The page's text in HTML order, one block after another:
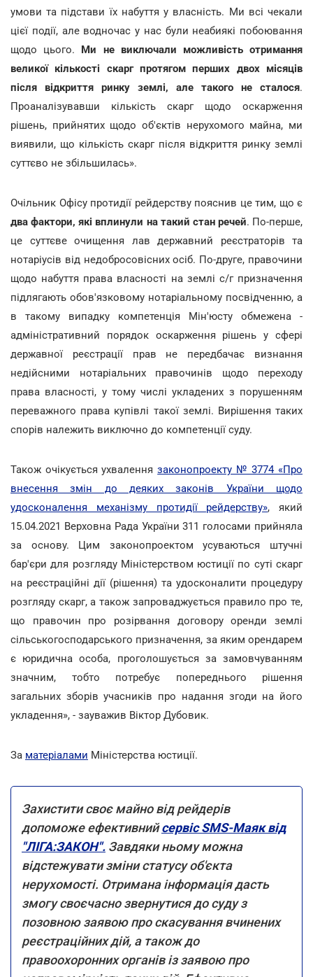
умови та підстави їх набуття у власність. Ми всі чекали
цієї події, але водночас у нас були неабиякі побоювання
щодо цього. Ми не виключали можливість отримання
великої кількості скарг протягом перших двох місяців
після відкриття ринку землі, але такого не сталося.
Проаналізувавши кількість скарг щодо оскарження
рішень, прийнятих щодо об'єктів нерухомого майна, ми
виявили, що кількість скарг після відкриття ринку землі
суттєво не збільшилась».
Очільник Офісу протидії рейдерству пояснив це тим, що є
два фактори, які вплинули на такий стан речей. По-перше,
це суттєве очищення лав державний реєстраторів та
нотаріусів від недобросовісних осіб. По-друге, правочини
щодо набуття права власності на землі с/г призначення
підлягають обов'язковому нотаріальному посвідченню, а
в такому випадку компетенція Мін'юсту обмежена -
адміністративний порядок оскарження рішень у сфері
державної реєстрації прав не передбачає визнання
недійсними нотаріальних правочинів щодо переходу
права власності, у тому числі укладених з порушенням
переважного права купівлі такої землі. Вирішення таких
спорів належить виключно до компетенції суду.
Також очікується ухваленнязаконопроекту № 3774 «Про
внесення змін до деяких законів України щодо
удосконалення механізму протидії рейдерству», який
15.04.2021 Верховна Рада України 311 голосами прийняла
за основу. Цим законопроектом усуваються штучні
бар'єри для розгляду Міністерством юстиції по суті скарг
на реєстраційні дії (рішення) та удосконалити процедуру
розгляду скарг, а також запроваджується правило про те,
що правочин про розірвання договору оренди землі
сільськогосподарського призначення, за яким орендарем
є юридична особа, проголошується за замовчуванням
значним, тобто потребує попереднього рішення
загальних зборів учасників про надання згоди на його
укладення», - зауважив Віктор Дубовик.
За матеріалами Міністерства юстиції.
Захистити своє майно від рейдерів
допоможе ефективнийсервіс SMS-Маяк від
"ЛІГА:ЗАКОН". Завдяки ньому можна
відстежувати зміни статусу об'єкта
нерухомості. Отримана інформація дасть
змогу своєчасно звернутися до суду з
позовною заявою про скасування вчинених
реєстраційних дій, а також до
правоохоронних органів із заявою про